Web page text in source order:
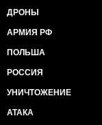
ДРОНЫ
АРМИЯ РФ
ПОЛЬША
РОССИЯ
УНИЧТОЖЕНИЕ
АТАКА